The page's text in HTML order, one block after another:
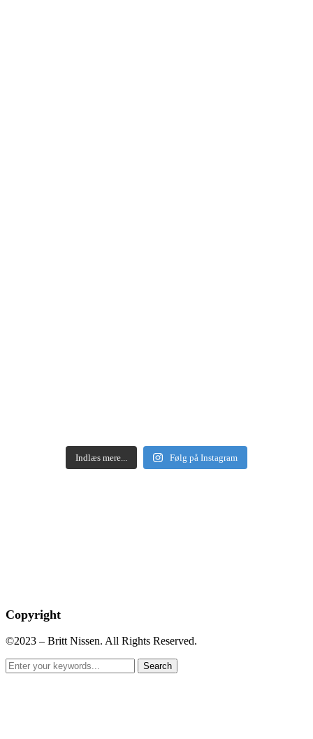
Indlæs mere... Følg på Instagram
Copyright
©2023 – Britt Nissen. All Rights Reserved.